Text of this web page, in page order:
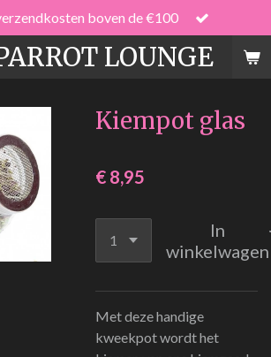
LOUNGE
boven de €100
Kiempot glas
€ 8,95
In
winkelwagen
Met deze handige
kweekpot wordt het